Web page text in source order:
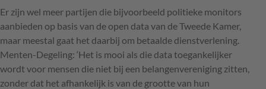
Er zijn wel meer partijen die bijvoorbeeld politieke monitors
aanbieden op basis van de open data van de Tweede Kamer,
maar meestal gaat het daarbij om betaalde dienstverlening.
Menten-Degeling: ‘Het is mooi als die data toegankelijker
wordt voor mensen die niet bij een belangenvereniging zitten,
zonder dat het afhankelijk is van de grootte van hun